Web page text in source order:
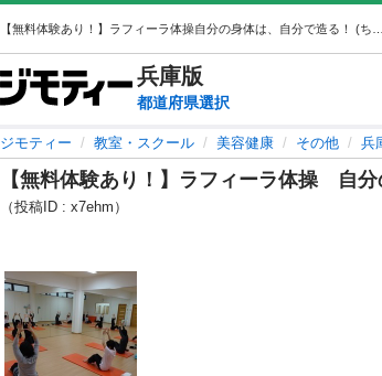
兵庫版
都道府県選択
ジモティー 教室・スクール 美容健康 その他 兵
【無料体験あり！】ラフィーラ体操 自分
（投稿ID : x7ehm）